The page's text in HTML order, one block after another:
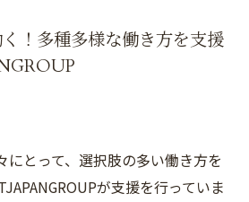
！多種多様な働き方を支援
にとって、選択肢の多い働き方を
が支援を行っていま